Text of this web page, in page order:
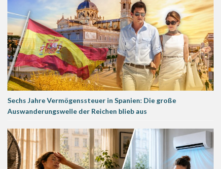
Sechs Jahre Vermögenssteuer in Spanien: Die große
Auswanderungswelle der Reichen blieb aus